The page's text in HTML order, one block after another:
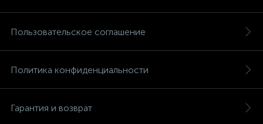
Пользовательское соглашение
Политика конфиденциальности
Гарантия и возврат